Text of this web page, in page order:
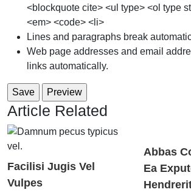
<blockquote cite> <ul type> <ol type
<em> <code> <li>
Lines and paragraphs break
Web page addresses and email
links automatically.
Article Related
Facilisi Jugis Vel
Vulpes
Abbas
Ea